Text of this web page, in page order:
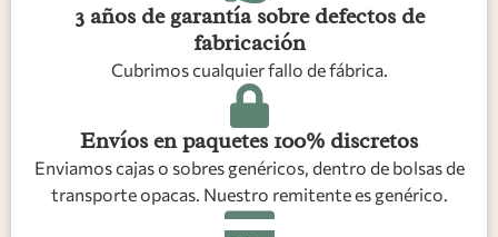
3 años de garantía sobre defectos de
fabricación
Cubrimos cualquier fallo de fábrica.
Envíos en paquetes 100% discretos
Enviamos cajas o sobres genéricos, dentro de bolsas de
transporte opacas. Nuestro remitente es genérico.